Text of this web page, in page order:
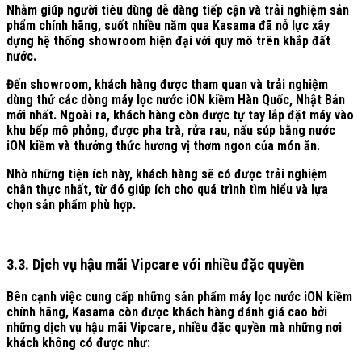
Nhằm giúp người tiêu dùng dễ dàng tiếp cận và trải nghiệm sản
phẩm chính hãng, suốt nhiều năm qua Kasama đã nỗ lực xây
dựng hệ thống showroom hiện đại với quy mô trên khắp đất
nước.
Đến showroom, khách hàng được tham quan và trải nghiệm
dùng thử các dòng máy lọc nước iON kiềm Hàn Quốc, Nhật Bản
mới nhất. Ngoài ra, khách hàng còn được tự tay lắp đặt máy vào
khu bếp mô phỏng, được pha trà, rửa rau, nấu súp bằng nước
iON kiềm và thưởng thức hương vị thơm ngon của món ăn.
Nhờ những tiện ích này, khách hàng sẽ có được trải nghiệm
chân thực nhất, từ đó giúp ích cho quá trình tìm hiểu và lựa
chọn sản phẩm phù hợp.
3.3. Dịch vụ hậu mãi Vipcare với nhiều đặc quyền
Bên cạnh việc cung cấp những sản phẩm máy lọc nước iON kiềm
chính hãng, Kasama còn được khách hàng đánh giá cao bởi
những dịch vụ hậu mãi Vipcare, nhiều đặc quyền mà những nơi
khách không có được như: